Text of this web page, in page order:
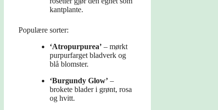
kantplante.
Populære sorter:
‘Atropurpurea’ – mørkt
purpurfarget bladverk og
blå blomster.
‘Burgundy Glow’ –
brokete blader i grønt, rosa
og hvitt.